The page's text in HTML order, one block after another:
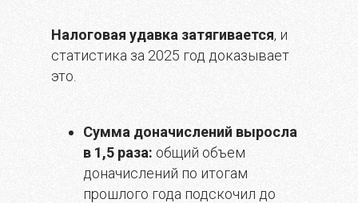
Налоговая удавка затягивается, и
статистика за 2025 год доказывает
это.
Сумма доначислений выросла
в 1,5 раза: общий объем
доначислений по итогам
прошлого года подскочил до